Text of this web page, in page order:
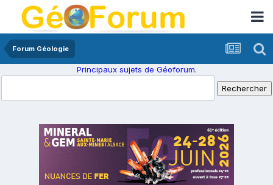
Forum Géologie
Principaux sujets de Géoforum.